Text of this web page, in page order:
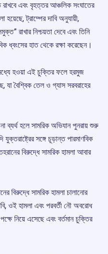
এবং বৃহত্তর আঞ্চলিক সংঘাতের
হয়েছে, ট্রাম্পের দাবি অনুযায়ী,
রাখার নিশ্চয়তা দেবে এবং তিনি
ধ্বংসের হাত থেকে রক্ষা করেছেন।
হওয়া এই চুক্তির ফলে হরমুজ
যা বৈশ্বিক তেল ও গ্যাস সরবরাহের
ব্যর্থ হলে সামরিক অভিযান পুনরায় শুরু
সঙ্গে চূড়ান্ত পারমাণবিক
বিরুদ্ধে সামরিক হামলা আবার
বিরুদ্ধে সামরিক হামলা চালানোর
ওই হামলা এবং পরবর্তী নৌ অবরোধ
নিয়ে এসেছে এবং বর্তমান চুক্তির